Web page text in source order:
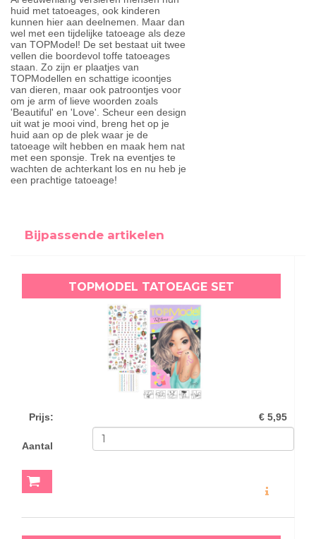
huid met tatoeages, ook kinderen
kunnen hier aan deelnemen. Maar dan
wel met een tijdelijke tatoeage als deze
van TOPModel! De set bestaat uit twee
vellen die boordevol toffe tatoeages
staan. Zo zijn er plaatjes van
TOPModellen en schattige icoontjes
van dieren, maar ook patroontjes voor
om je arm of lieve woorden zoals
'Beautiful' en 'Love'. Scheur een design
uit wat je mooi vind, breng het op je
huid aan op de plek waar je de
tatoeage wilt hebben en maak hem nat
met een sponsje. Trek na eventjes te
wachten de achterkant los en nu heb je
een prachtige tatoeage!
Bijpassende artikelen
TOPMODEL TATOEAGE SET
Prijs: € 5,95
Aantal